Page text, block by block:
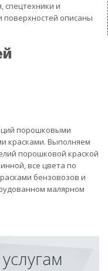
и
поверхностей описаны
порошковыми
красками. Выполняем
порошковой краской
все цвета по
бензовозов и
малярном